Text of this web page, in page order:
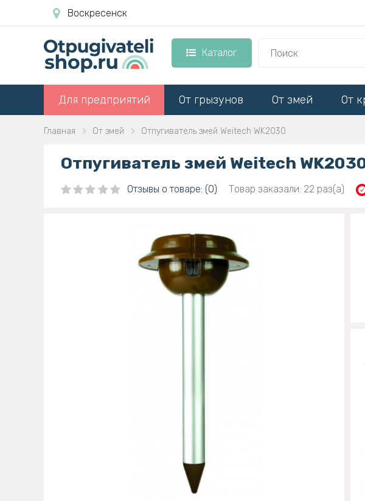
Воскресенск
Каталог
Для предприятий От грызунов От змей От
Главная От змей Отпугиватель змей Weitech WK2030
Отпугиватель змей Weitech
Отзывы о товаре: (0) Товар заказали: 22 раз(а)